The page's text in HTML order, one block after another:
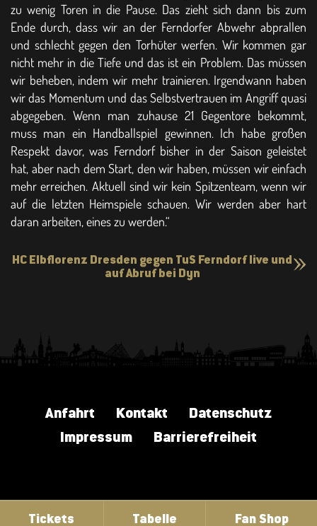
zu wenig Toren in die Pause. Das zieht sich dann bis zum
Ende durch, dass wir an der Ferndorfer Abwehr abprallen
und schlecht gegen den Torhüter werfen. Wir kommen gar
nicht mehr in die Tiefe und das ist ein Problem. Das müssen
wir beheben, indem wir mehr trainieren. Irgendwann haben
wir das Momentum und das Selbstvertrauen im Angriff quasi
abgegeben. Wenn man zuhause 21 Gegentore bekommt,
muss man ein Handballspiel gewinnen. Ich habe großen
Respekt davor, was Ferndorf bisher in der Saison geleistet
hat, aber nach dem Start, den wir haben, müssen wir einfach
mehr erreichen. Aktuell sind wir kein Spitzenteam, wenn wir
auf die letzten Heimspiele schauen. Wir werden aber hart
daran arbeiten, eines zu werden.“
HC Elbflorenz Dresden gegen TuS Ferndorf live und
auf Abruf bei Dyn
Anfahrt Kontakt
Datenschutz
Impressum
Barrierefreiheit
Tickets Tabelle Fan Shop